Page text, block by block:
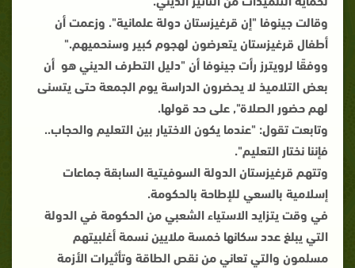
وقالت جينوفا "إن قرغيزستان دولة علمانية". وزعمت أن
أطفال قرغيزستان يتعرضون لهجوم كبير وسنحميهم."
ووفقًا لرويترز رأت جينوفا أن "دليل التطرف الديني هو أن
بعض التلاميذ لا يحضرون الدراسة يوم الجمعة حتى يتسنى
لهم حضور الصلاة", على حد قولها.
وتابعت تقول: "عندما يكون الاختيار بين التعليم والحجاب..
فإننا نختار التعليم".
وتتهم قرغيزستان الدولة السوفيتية السابقة جماعات
إسلامية بالسعي للإطاحة بالحكومة.
في وقت يتزايد الاستياء الشعبي من الحكومة في الدولة
التي يبلغ عدد سكانها خمسة ملايين نسمة أغلبيتهم
مسلمون والتي تعاني من نقص الطاقة وتأثيرات الأزمة